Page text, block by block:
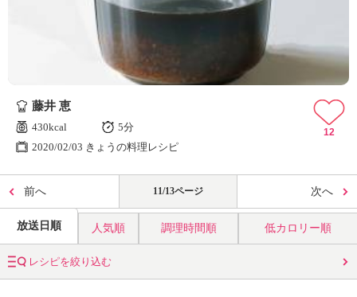
藤井 恵
430kcal
5分
2020/02/03 きょうの料理レシピ
12
前へ 11/13ページ 次へ
放送日順 人気順 調理時間順 低カロリー順
レシピを絞り込む